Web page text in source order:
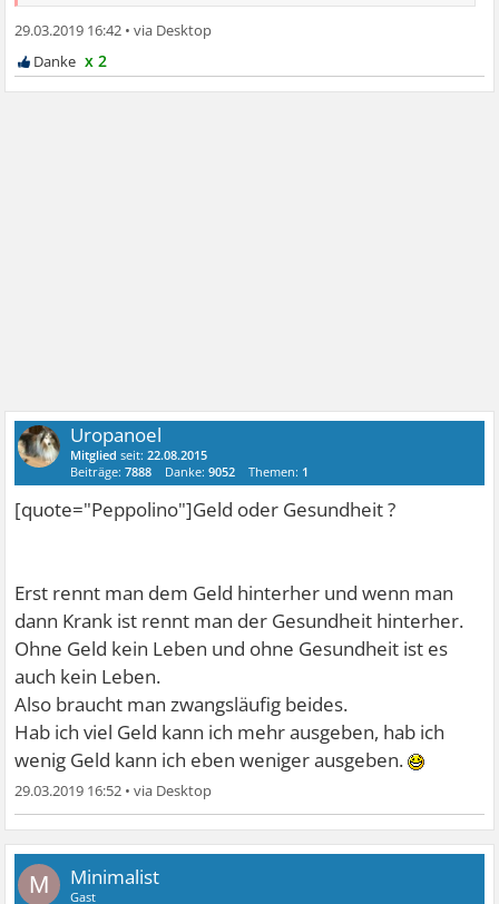
29.03.2019 16:42 •
x 2
Uropanoel
Mitglied seit:22.08.2015
Beiträge:7888 Danke:9052 Themen: 1
[quote="Peppolino"]Geld oder Gesundheit ?
Erst rennt man dem Geld hinterher und wenn man
dann Krank ist rennt man der Gesundheit hinterher.
Ohne Geld kein Leben und ohne Gesundheit ist es
auch kein Leben.
Also braucht man zwangsläufig beides.
Hab ich viel Geld kann ich mehr ausgeben, hab ich
wenig Geld kann ich eben weniger ausgeben.
29.03.2019 16:52 •
M Minimalist
Gast